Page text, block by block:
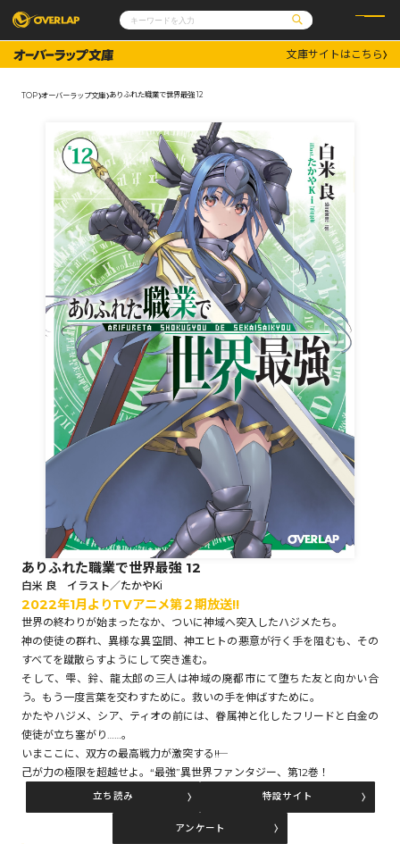
コミックガルド
コミッククリエ
コミックエッセイ
ポケットモンスター
アニメ
ゲーム
OVERLAP STORE
オーバーラップ広報室
企業
会社概要
採用情報
アクセス
オーバーラップホールディングス
お問い合わせはこちら
オーバーラップ文庫
オーバーラップノベルス
オーバーラップノベルスf
ロサージュノベルス
コミックガルド
コミッククリエ
リキューレ
コミックパルフェ
文庫サイトはこちら
TOP オーバーラップ文庫 ありふれた職業で世界最強 12
ありふれた職業で世界最強 12
白米 良 イラスト／たかやKi
2022年1月よりTVアニメ第２期放送!!
世界の終わりが始まったなか、ついに神域へ突入したハジメたち。
神の使徒の群れ、異様な異空間、神エヒトの悪意が行く手を阻むも、その
すべてを蹴散らすようにして突き進む。
そして、雫、鈴、龍太郎の三人は神域の廃都市にて堕ちた友と向かい合
う。もう一度言葉を交わすために。救いの手を伸ばすために。
かたやハジメ、シア、ティオの前には、眷属神と化したフリードと白金の
使徒が立ち塞がり……。
いまここに、双方の最高戦力が激突する――!!
己が力の極限を超越せよ。“最強”異世界ファンタジー、第12巻！
立ち読み 特設サイト
アンケート